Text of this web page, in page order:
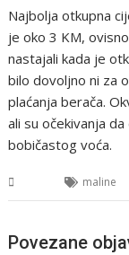
Najbolja otkupna
je oko 3 KM,
nastajali kada je
bilo dovoljno ni za
plaćanja berača.
ali su očekivanja
bobičastog voća.
maline
Povezane